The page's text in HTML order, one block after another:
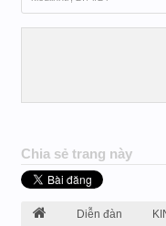
Chia sẻ trang này
Diễn đàn